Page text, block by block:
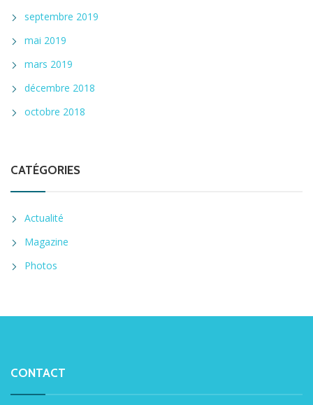
septembre 2019
mai 2019
mars 2019
décembre 2018
octobre 2018
CATÉGORIES
Actualité
Magazine
Photos
CONTACT